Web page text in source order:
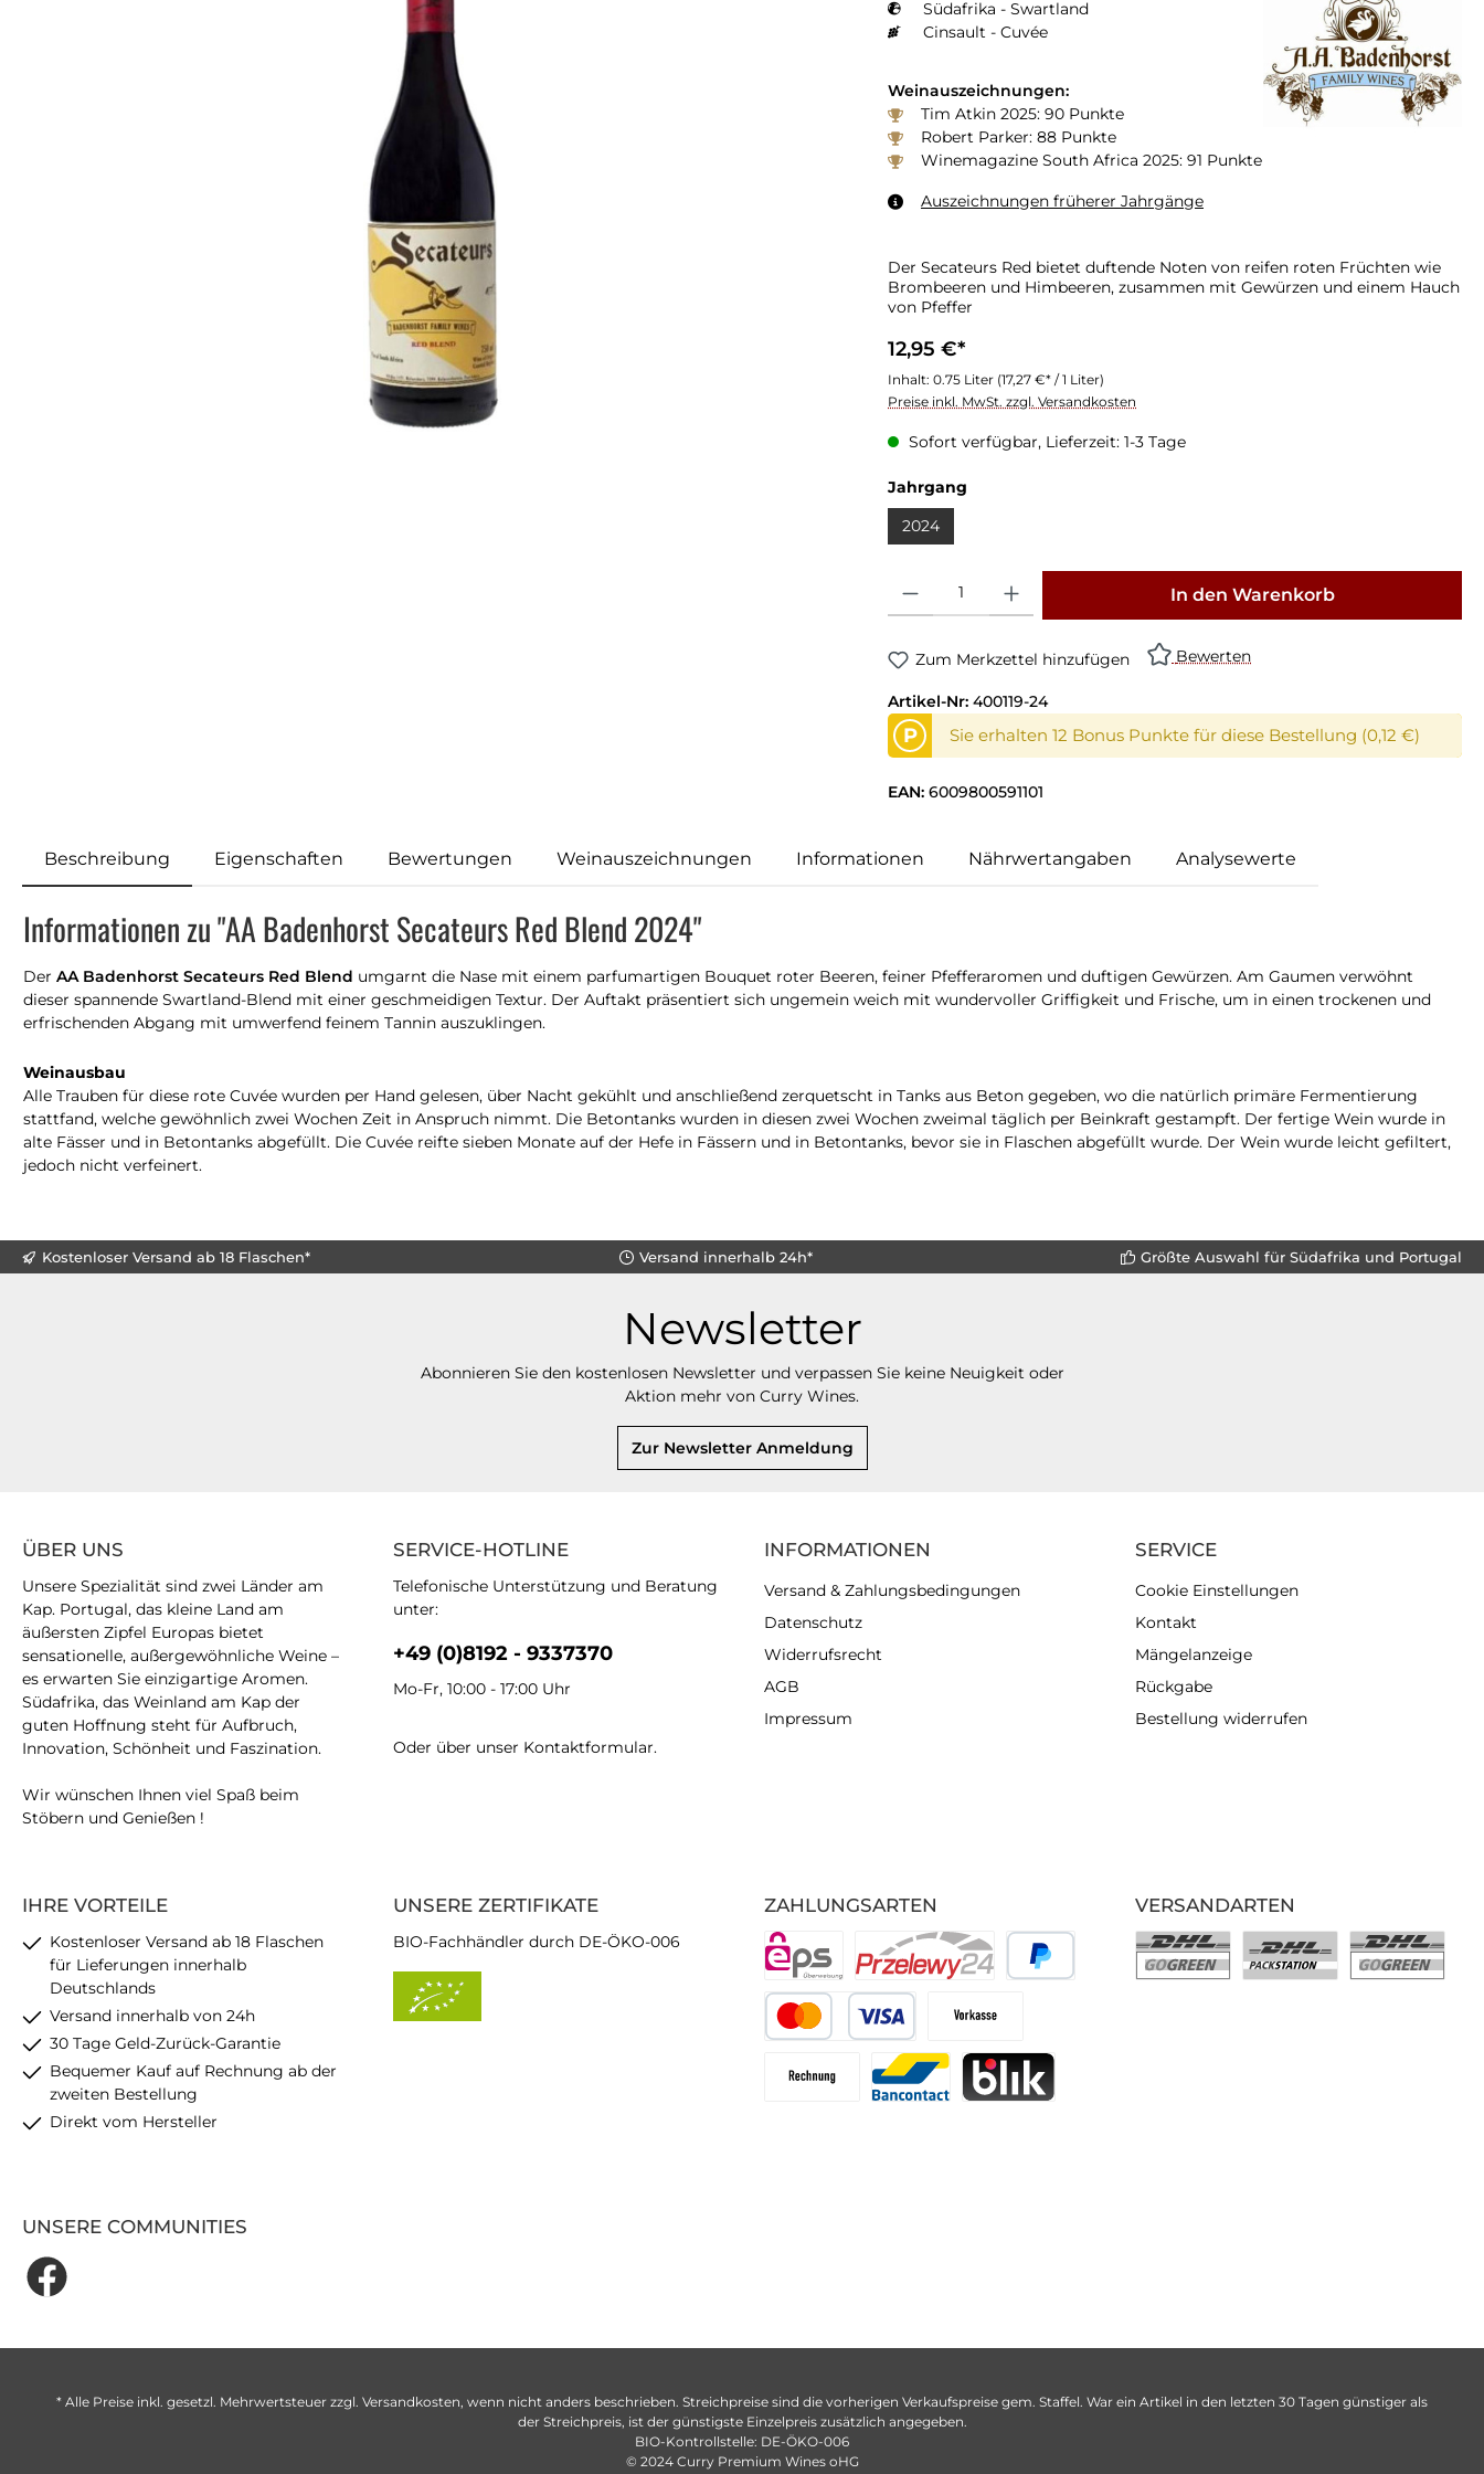
Südafrika - Swartland
Cinsault - Cuvée
Weinauszeichnungen:
Tim Atkin 2025: 90 Punkte
Robert Parker: 88 Punkte
Winemagazine South Africa 2025: 91 Punkte
Auszeichnungen früherer Jahrgänge
Der Secateurs Red bietet duftende Noten von reifen roten Früchten wie
Brombeeren und Himbeeren, zusammen mit Gewürzen und einem Hauch
von Pfeffer
12,95 €*
Inhalt: 0.75 Liter (17,27 €* / 1 Liter)
Preise inkl. MwSt. zzgl. Versandkosten
Sofort verfügbar, Lieferzeit: 1-3 Tage
Jahrgang
2024
In den Warenkorb
Zum Merkzettel hinzufügen Bewerten
Artikel-Nr: 400119-24
P Sie erhalten 12 Bonus Punkte für diese Bestellung (0,12 €)
EAN: 6009800591101
Beschreibung Eigenschaften Bewertungen Weinauszeichnungen Informationen Nährwertangaben Analysewerte
Informationen zu "AA Badenhorst Secateurs Red Blend 2024"
Der AA Badenhorst Secateurs Red Blend umgarnt die Nase mit einem parfumartigen Bouquet roter Beeren, feiner Pfefferaromen und duftigen Gewürzen. Am Gaumen verwöhnt
dieser spannende Swartland-Blend mit einer geschmeidigen Textur. Der Auftakt präsentiert sich ungemein weich mit wundervoller Griffigkeit und Frische, um in einen trockenen und
erfrischenden Abgang mit umwerfend feinem Tannin auszuklingen.
Weinausbau
Alle Trauben für diese rote Cuvée wurden per Hand gelesen, über Nacht gekühlt und anschließend zerquetscht in Tanks aus Beton gegeben, wo die natürlich primäre Fermentierung
stattfand, welche gewöhnlich zwei Wochen Zeit in Anspruch nimmt. Die Betontanks wurden in diesen zwei Wochen zweimal täglich per Beinkraft gestampft. Der fertige Wein wurde in
alte Fässer und in Betontanks abgefüllt. Die Cuvée reifte sieben Monate auf der Hefe in Fässern und in Betontanks, bevor sie in Flaschen abgefüllt wurde. Der Wein wurde leicht gefiltert,
jedoch nicht verfeinert.
Kostenloser Versand ab 18 Flaschen* Versand innerhalb 24h* Größte Auswahl für Südafrika und Portugal
Newsletter
Abonnieren Sie den kostenlosen Newsletter und verpassen Sie keine Neuigkeit oder
Aktion mehr von Curry Wines.
Zur Newsletter Anmeldung
SERVICE-HOTLINE
Telefonische Unterstützung und Beratung
unter:
+49 (0)8192 - 9337370
Mo-Fr, 10:00 - 17:00 Uhr
Oder über unser Kontaktformular.
IHRE VORTEILE
Kostenloser Versand ab 18 Flaschen
für Lieferungen innerhalb
Deutschlands
Versand innerhalb von 24h
30 Tage Geld-Zurück-Garantie
Bequemer Kauf auf Rechnung ab der
zweiten Bestellung
Direkt vom Hersteller
ZAHLUNGSARTEN
ÜBER UNS
Unsere Spezialität sind zwei Länder am
Kap. Portugal, das kleine Land am
äußersten Zipfel Europas bietet
sensationelle, außergewöhnliche Weine –
es erwarten Sie einzigartige Aromen.
Südafrika, das Weinland am Kap der
guten Hoffnung steht für Aufbruch,
Innovation, Schönheit und Faszination.
Wir wünschen Ihnen viel Spaß beim
Stöbern und Genießen !
UNSERE ZERTIFIKATE
BIO-Fachhändler durch DE-ÖKO-006
INFORMATIONEN
Versand & Zahlungsbedingungen
Datenschutz
Widerrufsrecht
AGB
Impressum
SERVICE
Cookie Einstellungen
Kontakt
Mängelanzeige
Rückgabe
Bestellung widerrufen
UNSERE COMMUNITIES
VERSANDARTEN
* Alle Preise inkl. gesetzl. Mehrwertsteuer zzgl. Versandkosten, wenn nicht anders beschrieben. Streichpreise sind die vorherigen Verkaufspreise gem. Staffel. War ein Artikel in den letzten 30 Tagen günstiger als
der Streichpreis, ist der günstigste Einzelpreis zusätzlich angegeben.
BIO-Kontrollstelle: DE-ÖKO-006
© 2024 Curry Premium Wines oHG